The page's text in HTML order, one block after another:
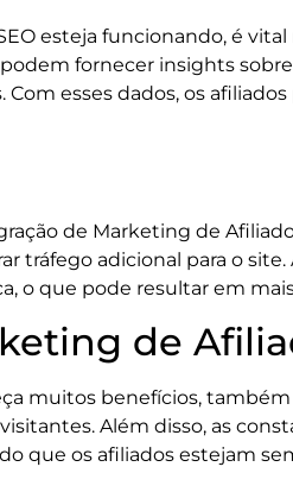
esteja funcionando, é
fornecer insights
esses dados, os
de Marketing de
adicional para o site.
que pode resultar em
de
muitos benefícios,
Além disso, as
que os afiliados estejam